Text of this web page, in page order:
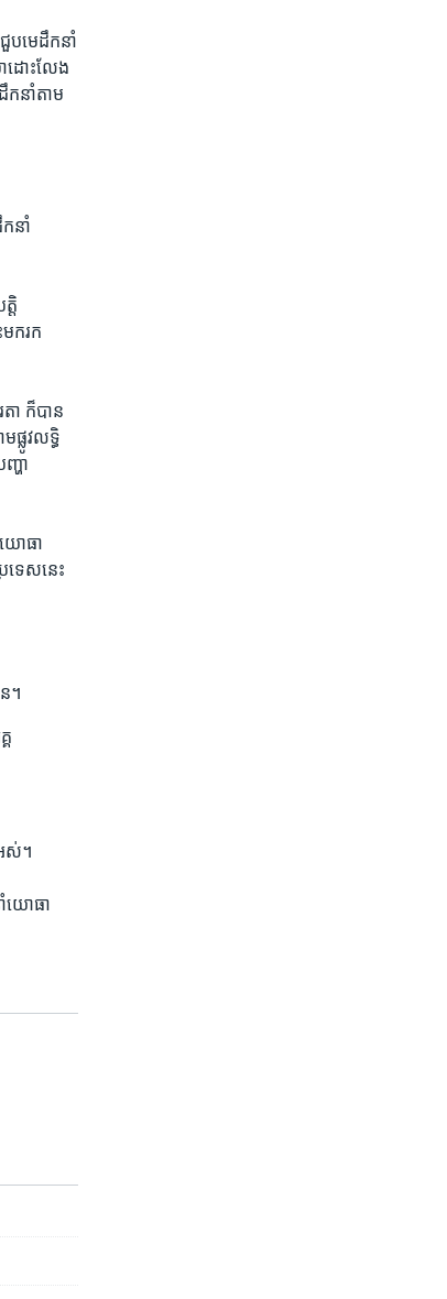
ប​មេ​ដឹកនាំ​
ា​ដោះ​លែង​
កនាំ​តាម​
នាំ​
តិ​
ក​រក​
ា​ ក៏​បាន​
ផ្លូវ​លទ្ធិ​
ហា​
យោធា​
ទេស​នេះ​
។
ស់។
យោធា​